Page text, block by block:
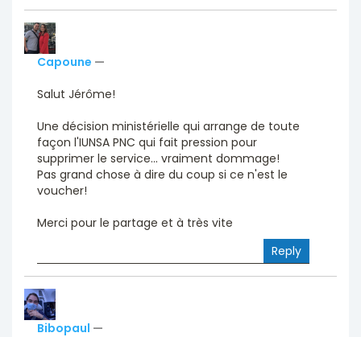
Capoune —
Salut Jérôme!
Une décision ministérielle qui arrange de toute
façon l'IUNSA PNC qui fait pression pour
supprimer le service... vraiment dommage!
Pas grand chose à dire du coup si ce n'est le
voucher!
Merci pour le partage et à très vite
Reply
Bibopaul —